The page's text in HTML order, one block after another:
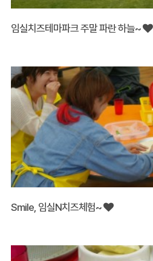
임실치즈테마파크 주말 파란 하늘~
Smile, 임실N치즈체험~